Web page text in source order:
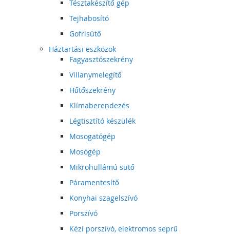
Tésztakészítő gép
Tejhabosító
Gofrisütő
Háztartási eszközök
Fagyasztószekrény
Villanymelegítő
Hűtőszekrény
Klímaberendezés
Légtisztító készülék
Mosogatógép
Mosógép
Mikrohullámú sütő
Páramentesítő
Konyhai szagelszívó
Porszívó
Kézi porszívó, elektromos seprű